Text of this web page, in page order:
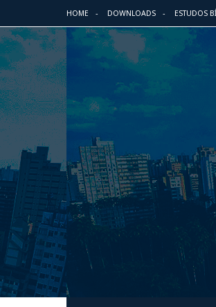
HOME DOWNLOADS ESTUDOS